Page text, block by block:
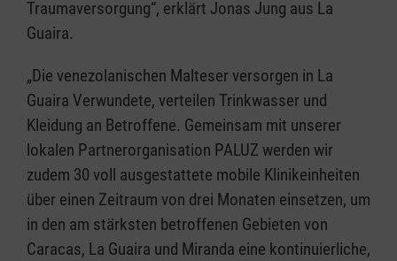
Traumaversorgung“, erklärt Jonas Jung aus La
Guaira.
„Die venezolanischen Malteser versorgen in La
Guaira Verwundete, verteilen Trinkwasser und
Kleidung an Betroffene. Gemeinsam mit unserer
lokalen Partnerorganisation PALUZ werden wir
zudem 30 voll ausgestattete mobile Klinikeinheiten
über einen Zeitraum von drei Monaten einsetzen, um
in den am stärksten betroffenen Gebieten von
Caracas, La Guaira und Miranda eine kontinuierliche,